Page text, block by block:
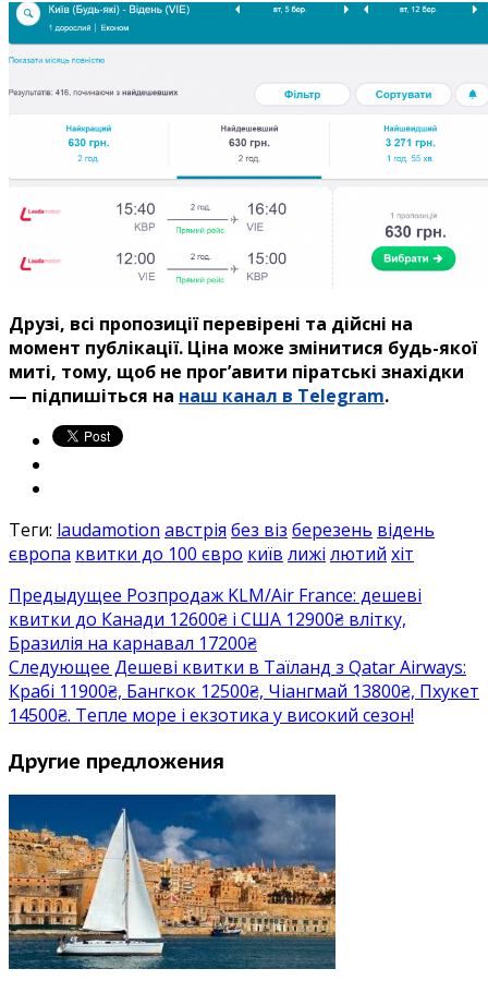
Друзі, всі пропозиції перевірені та дійсні на
момент публікації. Ціна може змінитися будь-якої
миті, тому, щоб не прог’авити піратські знахідки
— підпишіться на наш канал в Telegram.
Теги: laudamotion австрія без віз березень відень
європа квитки до 100 євро київ лижі лютий хіт
Предыдущее Розпродаж KLM/Air France: дешеві
квитки до Канади 12600₴ і США 12900₴ влітку,
Бразилія на карнавал 17200₴
Следующее Дешеві квитки в Таїланд з Qatar Airways:
Крабі 11900₴, Бангкок 12500₴, Чіангмай 13800₴, Пхукет
14500₴. Тепле море і екзотика у високий сезон!
Другие предложения